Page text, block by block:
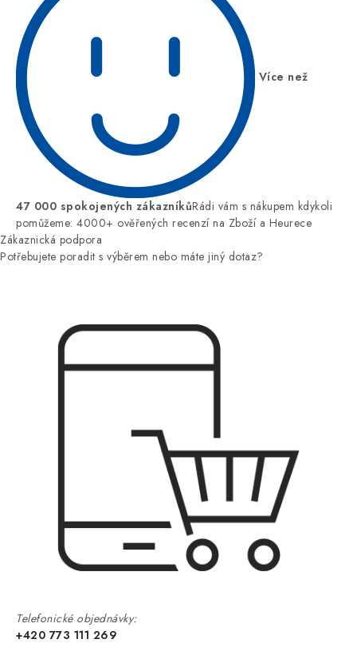
Více než
47 000 spokojených zákazníkůRádi vám s nákupem kdykoli
pomůžeme: 4000+ ověřených recenzí na Zboží a Heurece
Zákaznická podpora
Potřebujete poradit s výběrem nebo máte jiný dotaz?
Telefonické objednávky:
+420 773 111 269